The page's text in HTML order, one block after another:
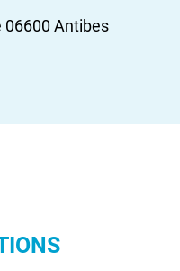
06600 Antibes